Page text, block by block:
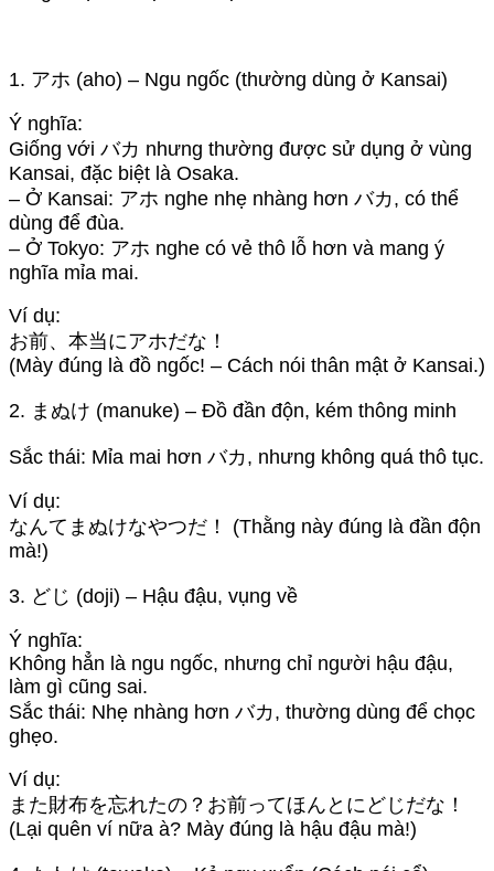
1. アホ (aho) – Ngu ngốc (thường dùng ở Kansai)
Ý nghĩa:
Giống với バカ nhưng thường được sử dụng ở vùng
Kansai, đặc biệt là Osaka.
– Ở Kansai: アホ nghe nhẹ nhàng hơn バカ, có thể
dùng để đùa.
– Ở Tokyo: アホ nghe có vẻ thô lỗ hơn và mang ý
nghĩa mỉa mai.
Ví dụ:
お前、本当にアホだな！
(Mày đúng là đồ ngốc! – Cách nói thân mật ở Kansai.)
2. まぬけ (manuke) – Đồ đần độn, kém thông minh
Sắc thái: Mỉa mai hơn バカ, nhưng không quá thô tục.
Ví dụ:
なんてまぬけなやつだ！ (Thằng này đúng là đần độn
mà!)
3. どじ (doji) – Hậu đậu, vụng về
Ý nghĩa:
Không hẳn là ngu ngốc, nhưng chỉ người hậu đậu,
làm gì cũng sai.
Sắc thái: Nhẹ nhàng hơn バカ, thường dùng để chọc
ghẹo.
Ví dụ:
また財布を忘れたの？お前ってほんとにどじだな！
(Lại quên ví nữa à? Mày đúng là hậu đậu mà!)